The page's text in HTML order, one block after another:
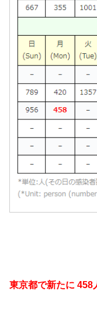
東京都で新たに 458